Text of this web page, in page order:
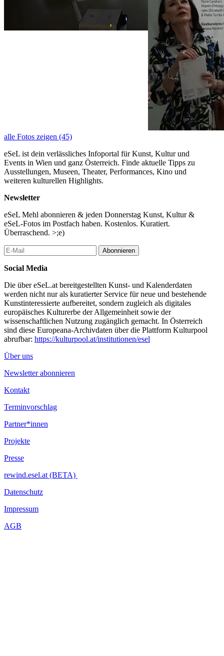
alle Fotos zeigen (45)
eSeL ist dein verlässliches Infoportal für Kunst, Kultur und
Events in Wien und ganz Österreich. Finde aktuelle Tipps zu
Ausstellungen, Museen, Theater, Performances, Kino und
weiteren kulturellen Highlights.
Newsletter
eSeL Mehl abonnieren & jeden Donnerstag Kunst, Kultur &
eSeL-Fotos im Postfach haben. Kostenlos. Kuratiert.
Überraschend. >;e)
Abonnieren
Social Media
Die über eSeL.at bereitgestellten Kunst- und Kalenderdaten
werden nicht nur als kuratierter Service für neue und bestehende
Kunstinteressierte aufbereitet, sondern zugleich als digitales
europäisches Kulturerbe der Allgemeinheit sowie der
wissenschaftlichen Nutzung zugänglich gemacht. In Österreich
sind diese Europeana-Archivdaten über die Plattform Kulturpool
abrufbar: https://kulturpool.at/institutionen/esel
Über uns
Newsletter abonnieren
Kontakt
Terminvorschlag
Partner*innen
Projekte
Presse
rewind.esel.at (BETA)
Datenschutz
Impressum
AGB